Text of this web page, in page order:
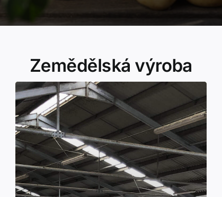
Zemědělská výroba
Živočišná výroba
V živočišné výrobě je n
aše družstvo
zaměřeno
na chov skotu. Chováme český
strakatý skot, který je soustředěn na třech
farmách. Máme uzavřený obrat stáda. Na
farmě v České Olešné jsou ustájeny dojné
krávy
v počtu okolo 280 kusů
, vysokobřezí